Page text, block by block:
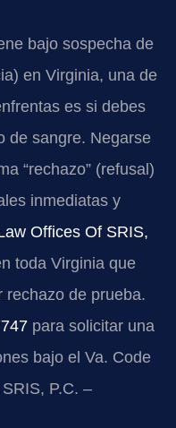
bajo sospecha de
en Virginia, una de
es si debes
de sangre. Negarse
“rechazo” (refusal)
inmediatas y
Offices Of SRIS,
toda Virginia que
rechazo de prueba.
para solicitar una
bajo el Va. Code
P.C. –